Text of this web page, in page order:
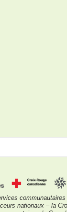
nationaux – la